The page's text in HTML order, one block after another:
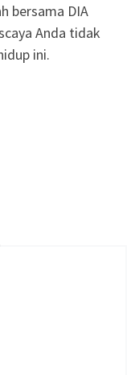
bersama DIA
Anda tidak
ini.